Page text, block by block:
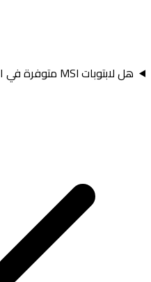
هل لابتوبات MSI متوفرة في العراق؟